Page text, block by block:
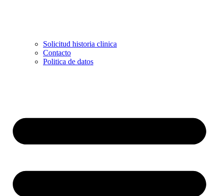
Solicitud historia clinica
Contacto
Politica de datos